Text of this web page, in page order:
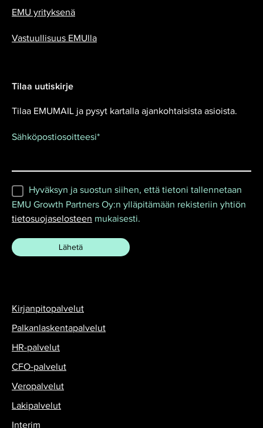
EMU yrityksenä
Vastuullisuus EMUlla
Tilaa uutiskirje
Tilaa EMUMAIL ja pysyt kartalla ajankohtaisista asioista.
Sähköpostiosoitteesi*
Hyväksyn ja suostun siihen, että tietoni tallennetaan
EMU Growth Partners Oy:n ylläpitämään rekisteriin yhtiön
tietosuojaselosteen mukaisesti.
Kirjanpitopalvelut
Palkanlaskentapalvelut
HR-palvelut
CFO-palvelut
Veropalvelut
Lakipalvelut
Interim